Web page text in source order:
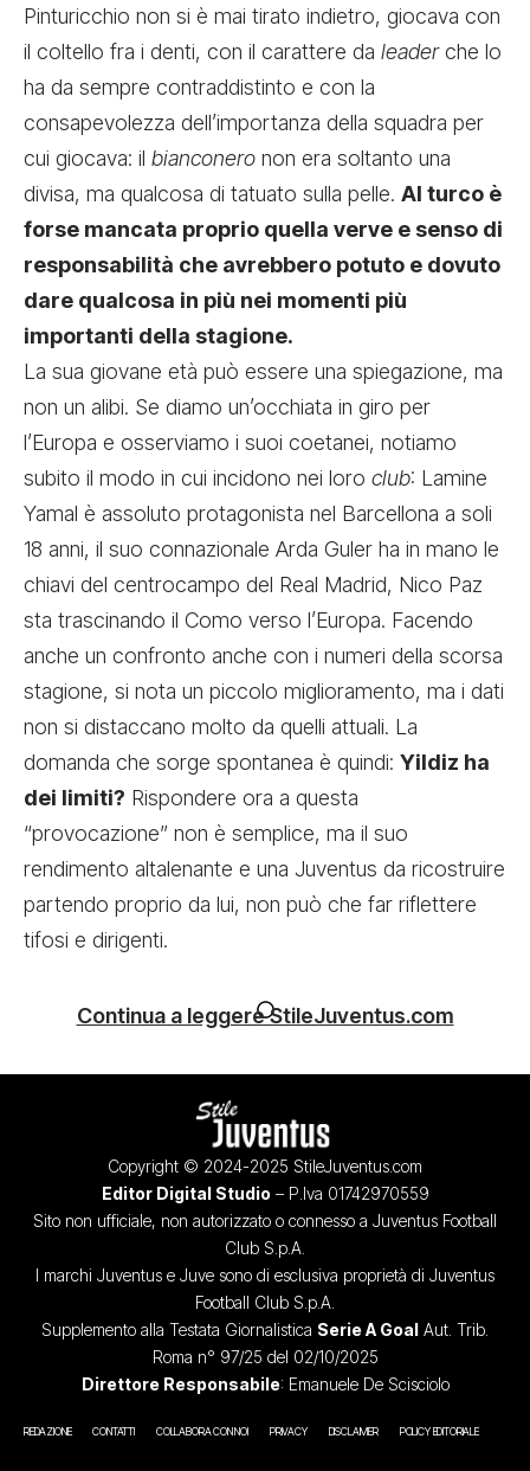
Pinturicchio non si è mai tirato indietro, giocava con
il coltello fra i denti, con il carattere da leaderche lo
ha da sempre contraddistinto e con la
consapevolezza dell’importanza della squadra per
cui giocava: il bianconero non era soltanto una
divisa, ma qualcosa di tatuato sulla pelle. Al turco è
forse mancata proprio quella verve e senso di
responsabilità che avrebbero potuto e dovuto
dare qualcosa in più nei momenti più
importanti della stagione.
La sua giovane età può essere una spiegazione, ma
non un alibi. Se diamo un’occhiata in giro per
l’Europa e osserviamo i suoi coetanei, notiamo
subito il modo in cui incidono nei loro club: Lamine
Yamal è assoluto protagonista nel Barcellona a soli
18 anni, il suo connazionale Arda Guler ha in mano le
chiavi del centrocampo del Real Madrid, Nico Paz
sta trascinando il Como verso l’Europa. Facendo
anche un confronto anche con i numeri della scorsa
stagione, si nota un piccolo miglioramento, ma i dati
non si distaccano molto da quelli attuali. La
domanda che sorge spontanea è quindi: Yildiz ha
dei limiti? Rispondere ora a questa
“provocazione” non è semplice, ma il suo
rendimento altalenante e una Juventus da ricostruire
partendo proprio da lui, non può che far riflettere
tifosi e dirigenti.
Continua a leggere StileJuventus.com
Copyright © 2024-2025 StileJuventus.com
Editor Digital Studio – P.Iva 01742970559
Sito non ufficiale, non autorizzato o connesso a Juventus Football
Club S.p.A.
I marchi Juventus e Juve sono di esclusiva proprietà di Juventus
Football Club S.p.A.
Supplemento alla Testata Giornalistica Serie A Goal Aut. Trib.
Roma n° 97/25 del 02/10/2025
Direttore Responsabile: Emanuele De Scisciolo
REDAZIONE CONTATTI COLLABORA CON NOI PRIVACY DISCLAIMER POLICY EDITORIALE